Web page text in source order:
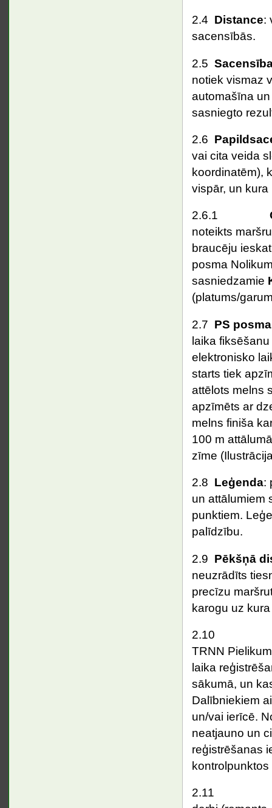
2.4 Distance:
sacensībās.
2.5
notiek vismaz
automašīna
sasniegto
2.6
vai cita veida
koordinatēm),
vispār, un
2.6.1
noteikts
braucēju
posma
sasniedzamie
(platums/
2.7 PS
laika
elektronisko
starts tiek
attēlots melns
apzīmēts ar
melns finiša
100 m
zīme
2.8 Leģenda:
un attālumiem
punktiem.
palīdzību.
2.9 Pēkšņā
neuzrādīts
precīzu
karogu uz
2.10
TRNN
laika
sākumā, un
Dalībniekiem
un/vai ierīcē.
neatjauno un
reģistrēšanas
2.11